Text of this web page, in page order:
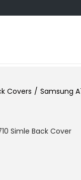
Covers / Samsung